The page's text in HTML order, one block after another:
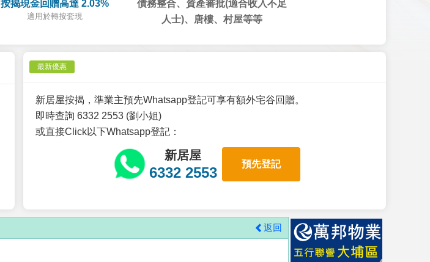
按揭現金回贈高達 2.03%
適用於轉按套現
債務整合、資產審批(適合收入不足
人士)、唐樓、村屋等等
最新優惠
新居屋按揭，準業主預先Whatsapp登記可享有額外宅谷回贈。
即時查詢 6332 2553 (劉小姐)
或直接Click以下Whatsapp登記：
新居屋
6332 2553
預先登記
返回